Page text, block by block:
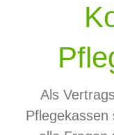
Als
Pflegekassen